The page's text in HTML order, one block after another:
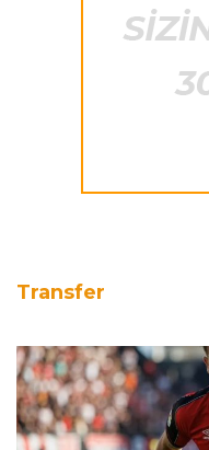
Transfer